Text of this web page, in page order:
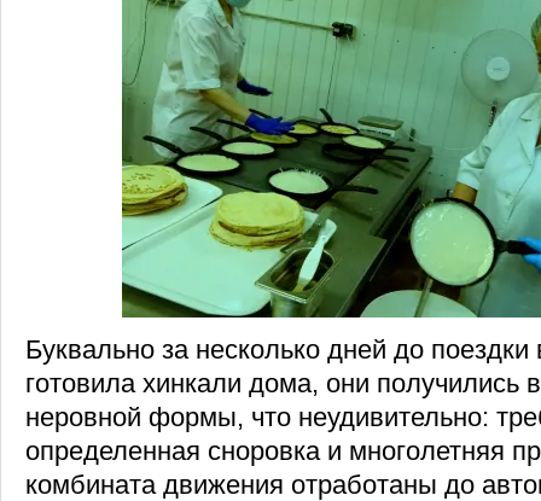
Буквально за несколько дней до
готовила хинкали дома, они получились
неровной формы, что неудивительно:
определенная сноровка и многолетняя
комбината движения отработаны до